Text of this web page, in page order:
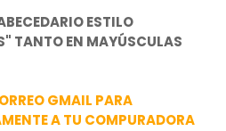
ESTILO
TANTO EN MAYÚSCULAS
GMAIL PARA
A TU COMPURADORA